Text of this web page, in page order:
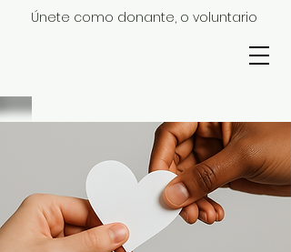
Únete como donante, o voluntario